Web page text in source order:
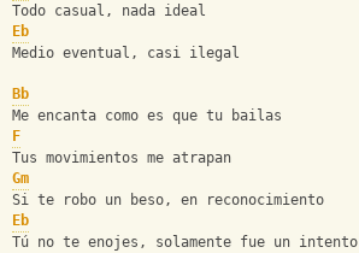
Todo casual, nada ideal
Eb
Medio eventual, casi ilegal
Bb
Me encanta como es que tu bailas
F
Tus movimientos me atrapan
Gm
Si te robo un beso, en reconocimiento
Eb
Tú no te enojes, solamente fue un intento